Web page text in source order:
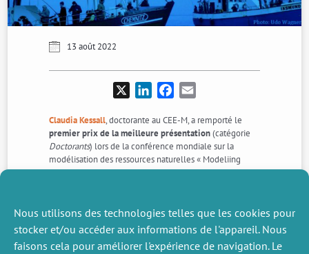
Nous utilisons des technologies telles que les cookies pour
stocker et/ou accéder aux informations de l'appareil. Nous
faisons cela pour améliorer l'expérience de navigation. Le
13 août 2022
LinkedInFacebook
Claudia Kessall, doctorante au CEE-M, a remporté le
premier prix de la meilleure présentation(catégorie
Doctorants) lors de la conférence mondiale sur la
modélisation des ressources naturelles « Modeliing
natural resource management in a changing world », qui
Ce prix récompense le travail de Claudia présenté dans
un article intitulé « ‘Risk aversion in renewable
resource harvesting« . Félicitations à elle !